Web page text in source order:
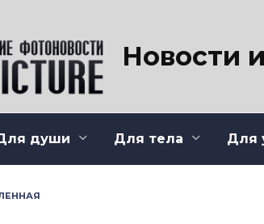
Новости
души Для тела Для